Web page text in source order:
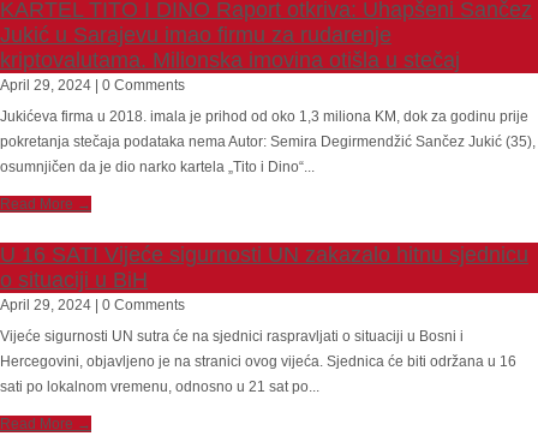
KARTEL TITO I DINO Raport otkriva: Uhapšeni Sančez
Jukić u Sarajevu imao firmu za rudarenje
kriptovalutama. Milionska imovina otišla u stečaj
April 29, 2024 | 0 Comments
Jukićeva firma u 2018. imala je prihod od oko 1,3 miliona KM, dok za godinu prije
pokretanja stečaja podataka nema Autor: Semira Degirmendžić Sančez Jukić (35),
osumnjičen da je dio narko kartela „Tito i Dino“...
Read More →
U 16 SATI Vijeće sigurnosti UN zakazalo hitnu sjednicu
o situaciji u BiH
April 29, 2024 | 0 Comments
Vijeće sigurnosti UN sutra će na sjednici raspravljati o situaciji u Bosni i
Hercegovini, objavljeno je na stranici ovog vijeća. Sjednica će biti održana u 16
sati po lokalnom vremenu, odnosno u 21 sat po...
Read More →